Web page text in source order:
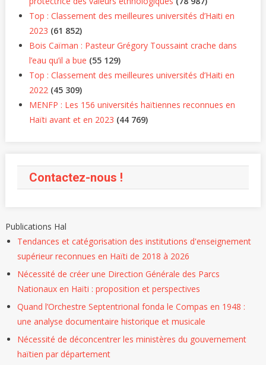
Top : Classement des meilleures universités d’Haiti en
2023 (61 852)
Bois Caïman : Pasteur Grégory Toussaint crache dans
l’eau qu’il a bue (55 129)
Top : Classement des meilleures universités d’Haiti en
2022 (45 309)
MENFP : Les 156 universités haïtiennes reconnues en
Haïti avant et en 2023 (44 769)
Contactez-nous !
Publications Hal
Tendances et catégorisation des institutions d'enseignement
supérieur reconnues en Haïti de 2018 à 2026
Nécessité de créer une Direction Générale des Parcs
Nationaux en Haïti : proposition et perspectives
Quand l’Orchestre Septentrional fonda le Compas en 1948 :
une analyse documentaire historique et musicale
Nécessité de déconcentrer les ministères du gouvernement
haïtien par département